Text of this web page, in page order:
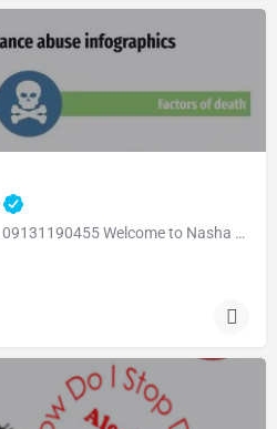
Nasha Mukti Kendra Agra – 09131190455 Welcome to Nasha Mukti Kendra Agra ( नशा मुक्ति केंद्र आगरा ) हमारे…